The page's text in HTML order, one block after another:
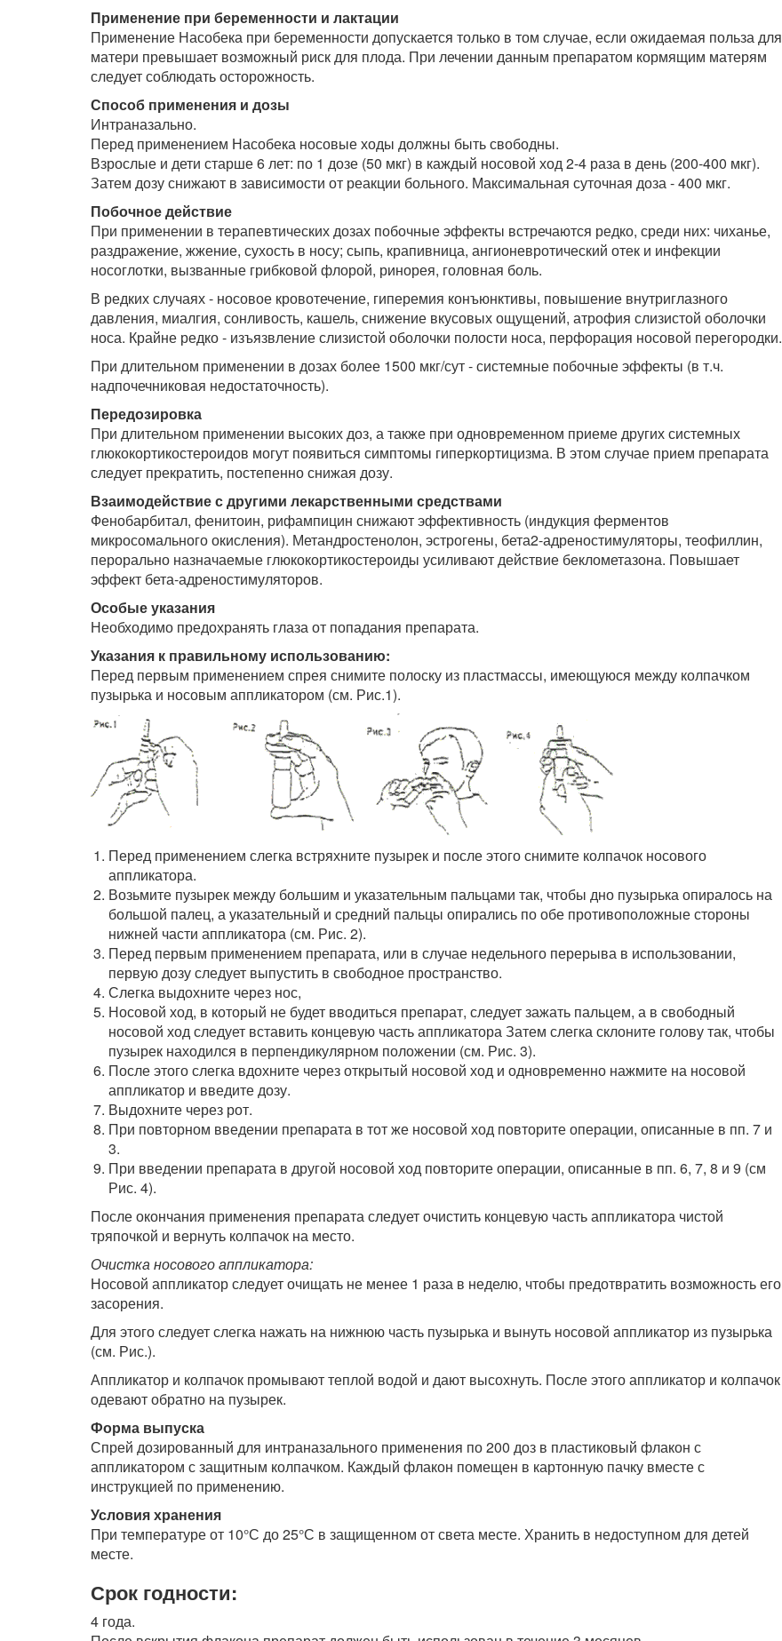
Применение при беременности и лактации
Применение Насобека при беременности допускается только в том случае, если ожидаемая польза для
матери превышает возможный риск для плода. При лечении данным препаратом кормящим матерям
следует соблюдать осторожность.
Способ применения и дозы
Интраназально.
Перед применением Насобека носовые ходы должны быть свободны.
Взрослые и дети старше 6 лет: по 1 дозе (50 мкг) в каждый носовой ход 2-4 раза в день (200-400 мкг).
Затем дозу снижают в зависимости от реакции больного. Максимальная суточная доза - 400 мкг.
Побочное действие
При применении в терапевтических дозах побочные эффекты встречаются редко, среди них: чиханье,
раздражение, жжение, сухость в носу; сыпь, крапивница, ангионевротический отек и инфекции
носоглотки, вызванные грибковой флорой, ринорея, головная боль.
В редких случаях - носовое кровотечение, гиперемия конъюнктивы, повышение внутриглазного
давления, миалгия, сонливость, кашель, снижение вкусовых ощущений, атрофия слизистой оболочки
носа. Крайне редко - изъязвление слизистой оболочки полости носа, перфорация носовой перегородки.
При длительном применении в дозах более 1500 мкг/сут - системные побочные эффекты (в т.ч.
надпочечниковая недостаточность).
Передозировка
При длительном применении высоких доз, а также при одновременном приеме других системных
глюкокортикостероидов могут появиться симптомы гиперкортицизма. В этом случае прием препарата
следует прекратить, постепенно снижая дозу.
Взаимодействие с другими лекарственными средствами
Фенобарбитал, фенитоин, рифампицин снижают эффективность (индукция ферментов
микросомального окисления). Метандростенолон, эстрогены, бета2-адреностимуляторы, теофиллин,
перорально назначаемые глюкокортикостероиды усиливают действие беклометазона. Повышает
эффект бета-адреностимуляторов.
Особые указания
Необходимо предохранять глаза от попадания препарата.
Указания к правильному использованию:
Перед первым применением спрея снимите полоску из пластмассы, имеющуюся между колпачком
пузырька и носовым аппликатором (см. Рис.1).
Перед применением слегка встряхните пузырек и после этого снимите колпачок носового
аппликатора.
Возьмите пузырек между большим и указательным пальцами так, чтобы дно пузырька опиралось на
большой палец, а указательный и средний пальцы опирались по обе противоположные стороны
нижней части аппликатора (см. Рис. 2).
Перед первым применением препарата, или в случае недельного перерыва в использовании,
первую дозу следует выпустить в свободное пространство.
Слегка выдохните через нос,
Носовой ход, в который не будет вводиться препарат, следует зажать пальцем, а в свободный
носовой ход следует вставить концевую часть аппликатора Затем слегка склоните голову так, чтобы
пузырек находился в перпендикулярном положении (см. Рис. 3).
После этого слегка вдохните через открытый носовой ход и одновременно нажмите на носовой
аппликатор и введите дозу.
Выдохните через рот.
При повторном введении препарата в тот же носовой ход повторите операции, описанные в пп. 7 и
3.
При введении препарата в другой носовой ход повторите операции, описанные в пп. 6, 7, 8 и 9 (см
Рис. 4).
После окончания применения препарата следует очистить концевую часть аппликатора чистой
тряпочкой и вернуть колпачок на место.
Очистка носового аппликатора:
Носовой аппликатор следует очищать не менее 1 раза в неделю, чтобы предотвратить возможность его
засорения.
Для этого следует слегка нажать на нижнюю часть пузырька и вынуть носовой аппликатор из пузырька
(см. Рис.).
Аппликатор и колпачок промывают теплой водой и дают высохнуть. После этого аппликатор и колпачок
одевают обратно на пузырек.
Форма выпуска
Спрей дозированный для интраназального применения по 200 доз в пластиковый флакон с
аппликатором с защитным колпачком. Каждый флакон помещен в картонную пачку вместе с
инструкцией по применению.
Условия хранения
При температуре от 10°С до 25°С в защищенном от света месте. Хранить в недоступном для детей
месте.
Срок годности:
4 года.